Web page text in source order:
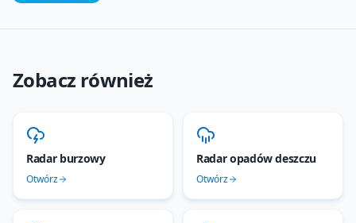
Zobacz również
Radar burzowy
Otwórz
Radar opadów deszczu
Otwórz